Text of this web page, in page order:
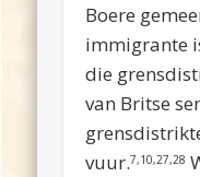
Boere
immigrante
die
van Britse
vuur.7,10,27,28